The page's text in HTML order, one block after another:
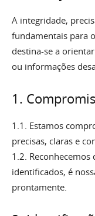
A integridade,
fundamentais para
destina-se a
ou informações
1.
1.1. Estamos
precisas, claras e
1.2.
identificados, é
prontamente.